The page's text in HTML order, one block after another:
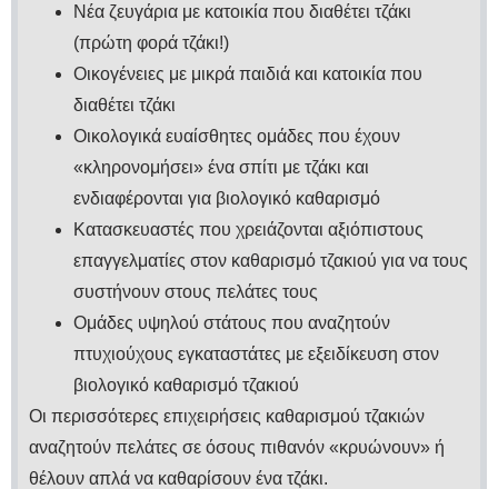
Νέα ζευγάρια με κατοικία που διαθέτει τζάκι
(πρώτη φορά τζάκι!)
Οικογένειες με μικρά παιδιά και κατοικία που
διαθέτει τζάκι
Οικολογικά ευαίσθητες ομάδες που έχουν
«κληρονομήσει» ένα σπίτι με τζάκι και
ενδιαφέρονται για βιολογικό καθαρισμό
Κατασκευαστές που χρειάζονται αξιόπιστους
επαγγελματίες στον καθαρισμό τζακιού για να τους
συστήνουν στους πελάτες τους
Ομάδες υψηλού στάτους που αναζητούν
πτυχιούχους εγκαταστάτες με εξειδίκευση στον
βιολογικό καθαρισμό τζακιού
Οι περισσότερες επιχειρήσεις καθαρισμού τζακιών
αναζητούν πελάτες σε όσους πιθανόν «κρυώνουν» ή
θέλουν απλά να καθαρίσουν ένα τζάκι.